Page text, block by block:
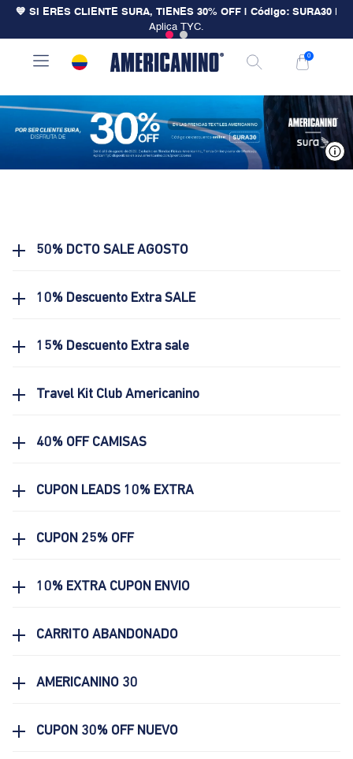
💙 SI ERES CLIENTE SURA, TIENES 30% OFF | Código: SURA30
Aplica TYC.
0
50% DCTO SALE AGOSTO
10% Descuento Extra SALE
15% Descuento Extra sale
Travel Kit Club Americanino
40% OFF CAMISAS
CUPON LEADS 10% EXTRA
CUPON 25% OFF
10% EXTRA CUPON ENVIO
CARRITO ABANDONADO
AMERICANINO 30
CUPON 30% OFF NUEVO